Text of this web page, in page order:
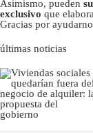
Asimismo, pueden
exclusivo que
Gracias por
últimas noticias